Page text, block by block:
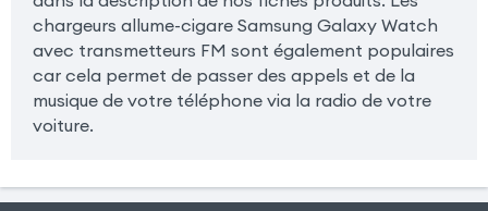
chargeurs allume-cigare Samsung Galaxy Watch
avec transmetteurs FM sont également populaires
car cela permet de passer des appels et de la
musique de votre téléphone via la radio de votre
voiture.